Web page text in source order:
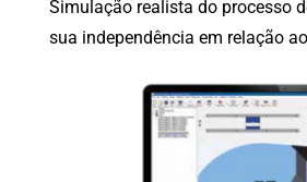
Simulação realista do processo
sua independência em relação